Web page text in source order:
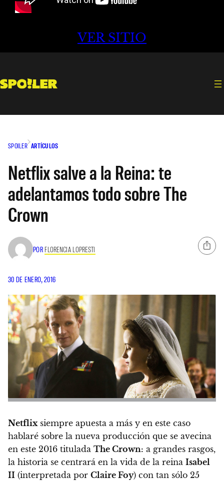
VER SITIO
SPOILER ARTÍCULOS
Netflix salve a la Reina: te
adelantamos todo sobre The
Crown
POR FLORENCIA LOPRESTI
30 DE ENERO, 2016
Netflixsiempre apuesta a más y en este caso
hablaré sobre la nueva producción que se avecina
en este 2016 titulada The Crown: a grandes rasgos,
la historia se centrará en la vida de la reina Isabel
II (interpretada por Claire Foy) con tan sólo 25